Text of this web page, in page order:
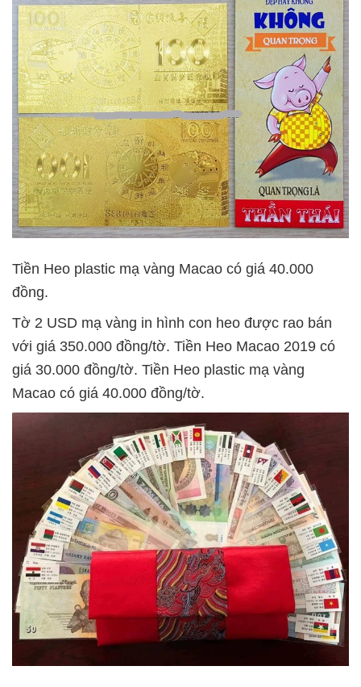
Tiền Heo plastic mạ vàng Macao có giá 40.000
đồng.
Tờ 2 USD mạ vàng in hình con heo được rao bán
với giá 350.000 đồng/tờ. Tiền Heo Macao 2019 có
giá 30.000 đồng/tờ. Tiền Heo plastic mạ vàng
Macao có giá 40.000 đồng/tờ.